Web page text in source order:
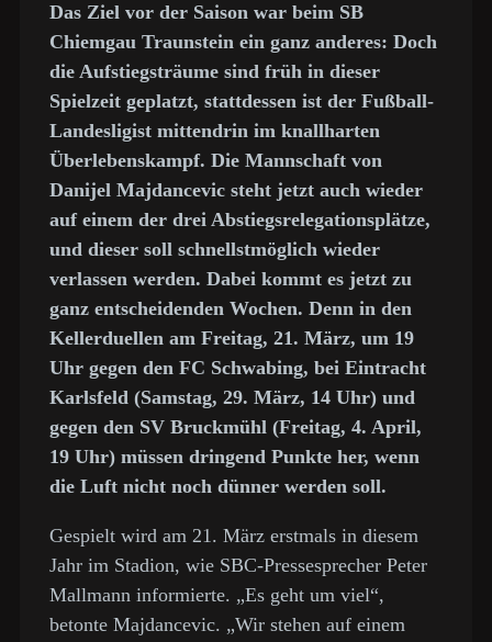
Das Ziel vor der Saison war beim SB
Chiemgau Traunstein ein ganz anderes: Doch
die Aufstiegsträume sind früh in dieser
Spielzeit geplatzt, stattdessen ist der Fußball-
Landesligist mittendrin im knallharten
Überlebenskampf. Die Mannschaft von
Danijel Majdancevic steht jetzt auch wieder
auf einem der drei Abstiegsrelegationsplätze,
und dieser soll schnellstmöglich wieder
verlassen werden. Dabei kommt es jetzt zu
ganz entscheidenden Wochen. Denn in den
Kellerduellen am Freitag, 21. März, um 19
Uhr gegen den FC Schwabing, bei Eintracht
Karlsfeld (Samstag, 29. März, 14 Uhr) und
gegen den SV Bruckmühl (Freitag, 4. April,
19 Uhr) müssen dringend Punkte her, wenn
die Luft nicht noch dünner werden soll.
Gespielt wird am 21. März erstmals in diesem
Jahr im Stadion, wie SBC-Pressesprecher Peter
Mallmann informierte. „Es geht um viel“,
betonte Majdancevic. „Wir stehen auf einem